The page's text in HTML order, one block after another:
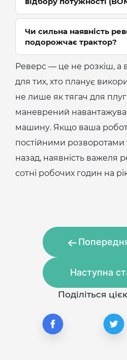
категорично немає –
дочекатися повної
зчеплення, інакше
шестерні коробки.
гідрореверс, система
швидкості, але різкі
одно збільшують
Як правило, ні.
тракторів мають
продовжує крутитися в
навіть якщо трактор
Чи сильна наявність
подорожчає трактор?
Так, коробка передач з
складніше у
переплата окупається
зниження витрати
втоми водія при
Реверс — це не розкіш, а
для тих, хто планує
не лише як тягач для
маневрений
машину. Якщо ваша
постійними
назад, наявність важеля
сотні робочих годин на
Поділіться
Наступна